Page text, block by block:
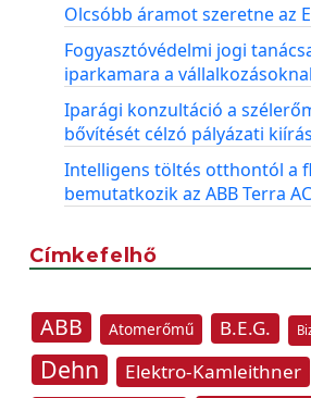
Olcsóbb áramot szeretne az
Fogyasztóvédelmi jogi
iparkamara a
Iparági konzultáció a
bővítését célzó pályázati
Intelligens töltés otthontól a
bemutatkozik az ABB Terra
Címkefelhő
ABB Atomerőmű B.E.G.
Dehn
Elektro-Kamleithner